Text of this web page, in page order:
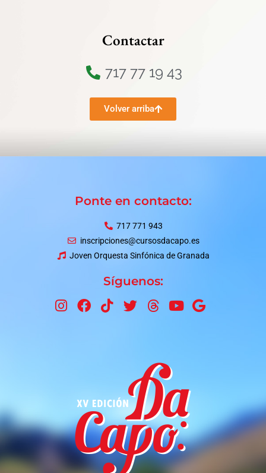
Contactar
717 77 19 43
Volver arriba
Ponte en contacto:
717 771 943
inscripciones@cursosdacapo.es
Joven Orquesta Sinfónica de Granada
Síguenos: